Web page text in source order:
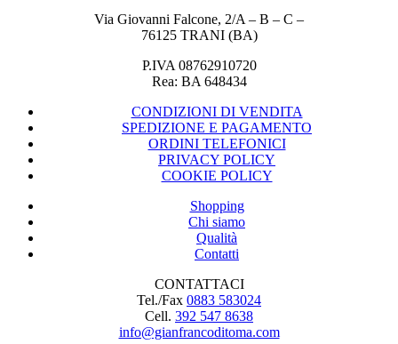
Via Giovanni Falcone, 2/A – B – C –
76125 TRANI (BA)
P.IVA 08762910720
Rea: BA 648434
CONDIZIONI DI VENDITA
SPEDIZIONE E PAGAMENTO
ORDINI TELEFONICI
PRIVACY POLICY
COOKIE POLICY
Shopping
Chi siamo
Qualità
Contatti
CONTATTACI
Tel./Fax 0883 583024
Cell. 392 547 8638
info@gianfrancoditoma.com